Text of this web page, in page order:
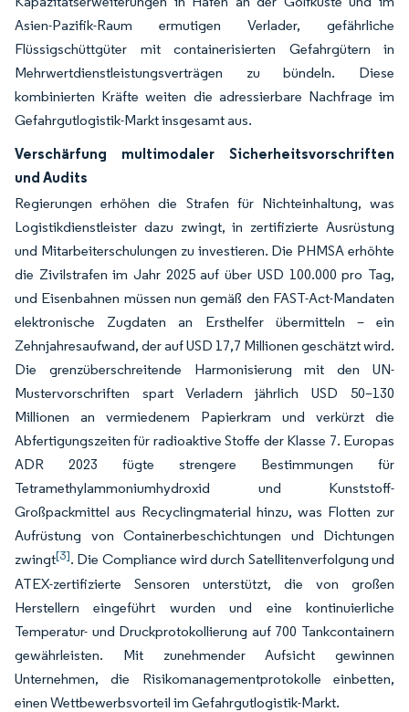
Asien-Pazifik-Raum ermutigen Verlader, gefährliche
Flüssigschüttgüter mit containerisierten Gefahrgütern in
Mehrwertdienstleistungsverträgen zu bündeln. Diese
kombinierten Kräfte weiten die adressierbare Nachfrage im
Gefahrgutlogistik-Markt insgesamt aus.
Verschärfung multimodaler Sicherheitsvorschriften
und Audits
Regierungen erhöhen die Strafen für Nichteinhaltung, was
Logistikdienstleister dazu zwingt, in zertifizierte Ausrüstung
und Mitarbeiterschulungen zu investieren. Die PHMSA erhöhte
die Zivilstrafen im Jahr 2025 auf über USD 100.000 pro Tag,
und Eisenbahnen müssen nun gemäß den FAST-Act-Mandaten
elektronische Zugdaten an Ersthelfer übermitteln – ein
Zehnjahresaufwand, der auf USD 17,7 Millionen geschätzt wird.
Die grenzüberschreitende Harmonisierung mit den UN-
Mustervorschriften spart Verladern jährlich USD 50–130
Millionen an vermiedenem Papierkram und verkürzt die
Abfertigungszeiten für radioaktive Stoffe der Klasse 7. Europas
ADR 2023 fügte strengere Bestimmungen für
Tetramethylammoniumhydroxid und Kunststoff-
Großpackmittel aus Recyclingmaterial hinzu, was Flotten zur
Aufrüstung von Containerbeschichtungen und Dichtungen
zwingt[3]. Die Compliance wird durch Satellitenverfolgung und
ATEX-zertifizierte Sensoren unterstützt, die von großen
Herstellern eingeführt wurden und eine kontinuierliche
Temperatur- und Druckprotokollierung auf 700 Tankcontainern
gewährleisten. Mit zunehmender Aufsicht gewinnen
Unternehmen, die Risikomanagementprotokolle einbetten,
einen Wettbewerbsvorteil im Gefahrgutlogistik-Markt.